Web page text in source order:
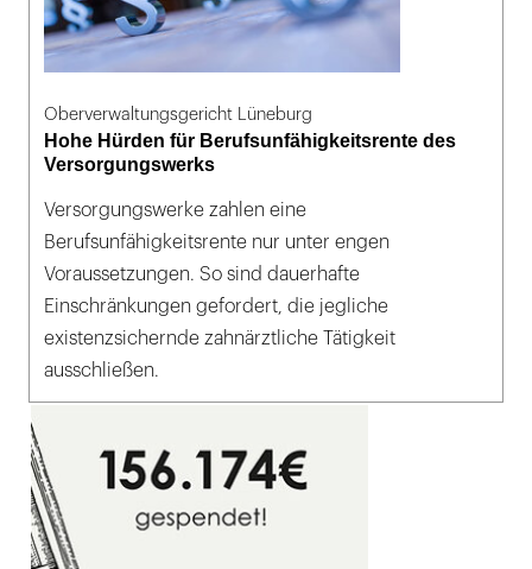
Oberverwaltungsgericht Lüneburg
Hohe Hürden für Berufsunfähigkeitsrente des
Versorgungswerks
Versorgungswerke zahlen eine
Berufsunfähigkeitsrente nur unter engen
Voraussetzungen. So sind dauerhafte
Einschränkungen gefordert, die jegliche
existenzsichernde zahnärztliche Tätigkeit
ausschließen.